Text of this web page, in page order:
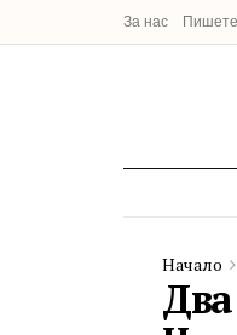
За нас
Начало